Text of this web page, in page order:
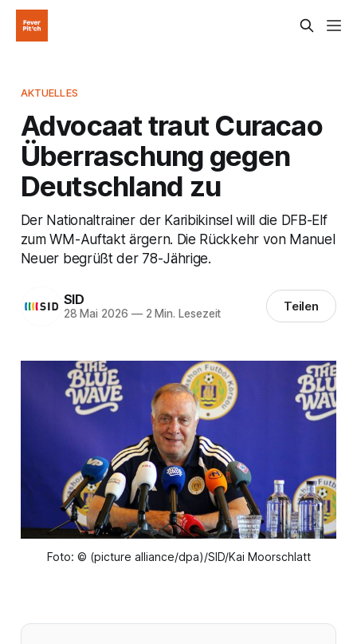
AKTUELLES
Advocaat traut Curacao
Überraschung gegen
Deutschland zu
Der Nationaltrainer der Karibikinsel will die DFB-Elf
zum WM-Auftakt ärgern. Die Rückkehr von Manuel
Neuer begrüßt der 78-Jährige.
SID
28 Mai 2026 —2 Min. Lesezeit Teilen
Foto: © (picture alliance/dpa)/SID/Kai Moorschlatt